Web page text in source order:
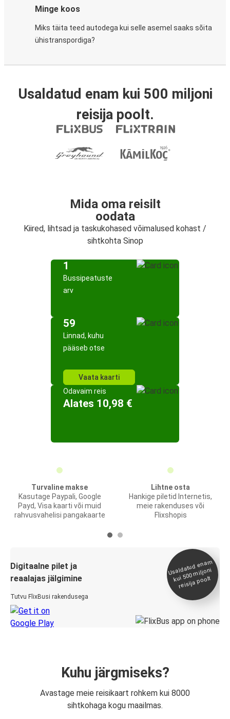
Minge koos
Miks täita teed autodega kui selle asemel saaks sõita
ühistranspordiga?
Usaldatud enam kui 500 miljoni
reisija poolt.
Mida oma reisilt
oodata
Kiired, lihtsad ja taskukohased võimalused kohast /
sihtkohta Sinop
1
Bussipeatuste
arv
59
Linnad, kuhu
pääseb otse
Vaata kaarti
Odavaim reis
Alates 10,98 €
Turvaline makse
Kasutage Paypali, Google
Payd, Visa kaarti või muid
rahvusvahelisi pangakaarte
Lihtne osta
Hankige piletid Internetis,
meie rakenduses või
Flixshopis
Digitaalne pilet ja
reaalajas jälgimine
Tutvu FlixBusi rakendusega
Usaldatud ena
m
kui 500
miljoni
reisija poolt
Kuhu järgmiseks?
Avastage meie reisikaart rohkem kui 8000
sihtkohaga kogu maailmas.